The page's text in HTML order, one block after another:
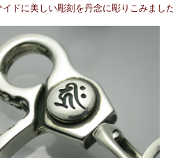
ドに美しい彫刻を丹念に彫りこみました